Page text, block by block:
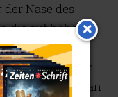
Nase des
die auf höheren
Der eng
Freude an